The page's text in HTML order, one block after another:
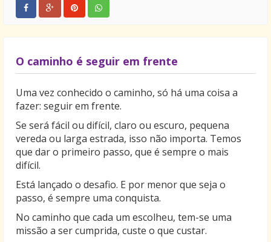
O caminho é seguir em frente
Uma vez conhecido o caminho, só há uma coisa a
fazer: seguir em frente.
Se será fácil ou difícil, claro ou escuro, pequena
vereda ou larga estrada, isso não importa. Temos
que dar o primeiro passo, que é sempre o mais
difícil.
Está lançado o desafio. E por menor que seja o
passo, é sempre uma conquista.
No caminho que cada um escolheu, tem-se uma
missão a ser cumprida, custe o que custar.